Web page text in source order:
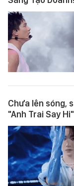
Chưa lên sóng,
"Anh Trai Say